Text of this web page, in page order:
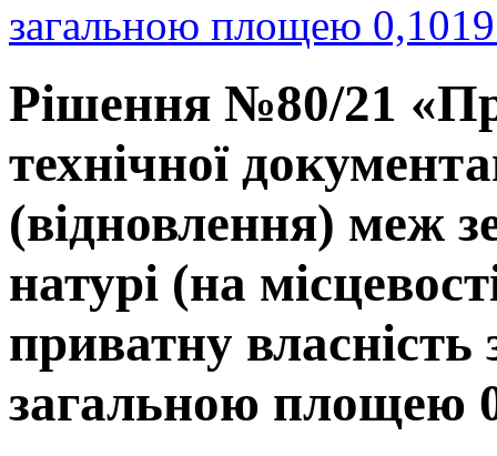
загальною площею
Рішення №80/21
технічної
(відновлення) меж
натурі (на
приватну власність
загальною площею